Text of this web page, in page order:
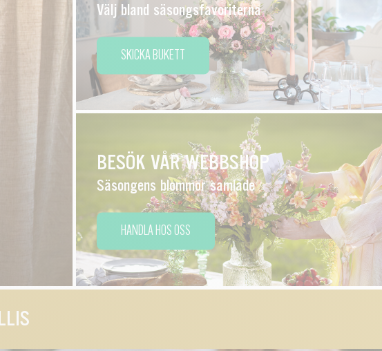
Välj bland säsongsfavoriterna
SKICKA BUKETT
BESÖK VÅR WEBBSHOP
Säsongens blommor samlade
HANDLA HOS OSS